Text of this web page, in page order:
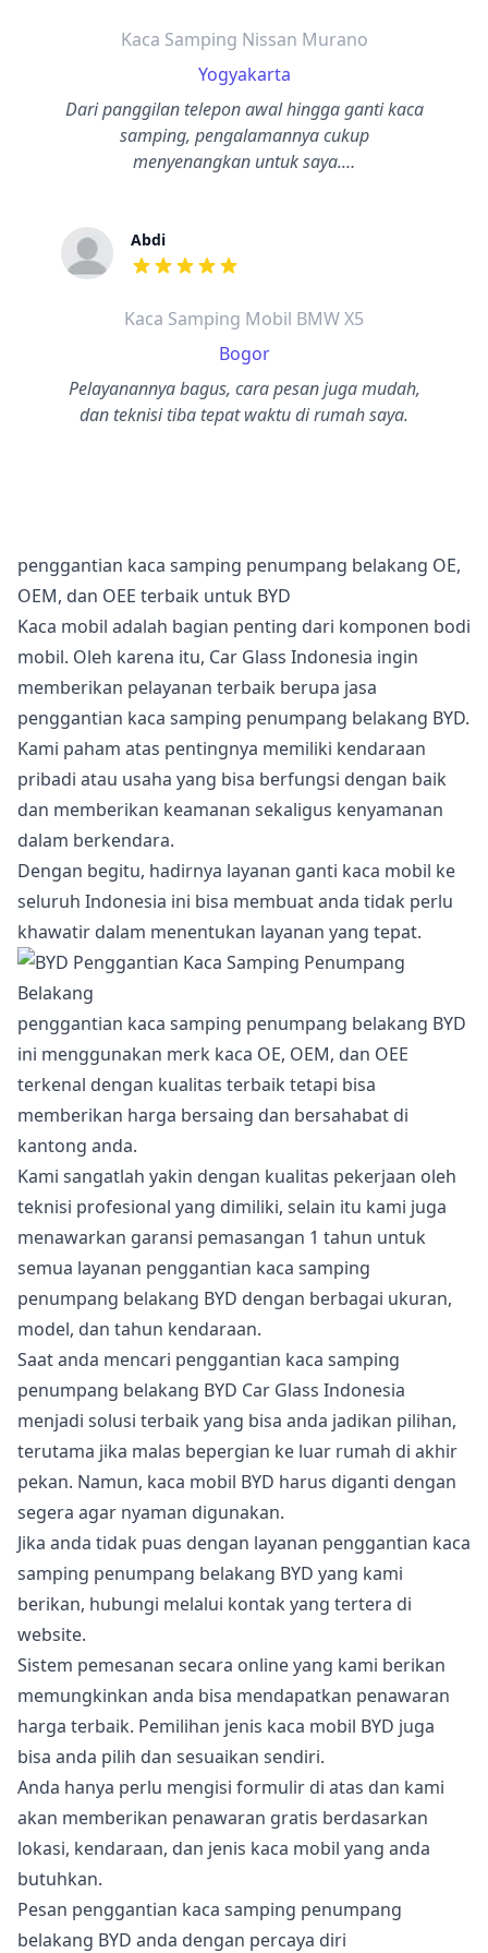
Kaca Samping Nissan Murano
Yogyakarta
Dari panggilan telepon awal hingga ganti kaca
samping, pengalamannya cukup
menyenangkan untuk saya.…
Abdi
dari ulasan adalah bintang lima
Kaca Samping Mobil BMW X5
Bogor
Pelayanannya bagus, cara pesan juga mudah,
dan teknisi tiba tepat waktu di rumah saya.
penggantian kaca samping penumpang belakang OE,
OEM, dan OEE terbaik untuk BYD
Kaca mobil adalah bagian penting dari komponen bodi
mobil. Oleh karena itu, Car Glass Indonesia ingin
memberikan pelayanan terbaik berupa jasa
penggantian kaca samping penumpang belakang BYD.
Kami paham atas pentingnya memiliki kendaraan
pribadi atau usaha yang bisa berfungsi dengan baik
dan memberikan keamanan sekaligus kenyamanan
dalam berkendara.
Dengan begitu, hadirnya layanan ganti kaca mobil ke
seluruh Indonesia ini bisa membuat anda tidak perlu
khawatir dalam menentukan layanan yang tepat.
penggantian kaca samping penumpang belakang BYD
ini menggunakan merk kaca OE, OEM, dan OEE
terkenal dengan kualitas terbaik tetapi bisa
memberikan harga bersaing dan bersahabat di
kantong anda.
Kami sangatlah yakin dengan kualitas pekerjaan oleh
teknisi profesional yang dimiliki, selain itu kami juga
menawarkan garansi pemasangan 1 tahun untuk
semua layanan penggantian kaca samping
penumpang belakang BYD dengan berbagai ukuran,
model, dan tahun kendaraan.
Saat anda mencari penggantian kaca samping
penumpang belakang BYD Car Glass Indonesia
menjadi solusi terbaik yang bisa anda jadikan pilihan,
terutama jika malas bepergian ke luar rumah di akhir
pekan. Namun, kaca mobil BYD harus diganti dengan
segera agar nyaman digunakan.
Jika anda tidak puas dengan layanan penggantian kaca
samping penumpang belakang BYD yang kami
berikan, hubungi melalui kontak yang tertera di
website.
Sistem pemesanan secara online yang kami berikan
memungkinkan anda bisa mendapatkan penawaran
harga terbaik. Pemilihan jenis kaca mobil BYD juga
bisa anda pilih dan sesuaikan sendiri.
Anda hanya perlu mengisi formulir di atas dan kami
akan memberikan penawaran gratis berdasarkan
lokasi, kendaraan, dan jenis kaca mobil yang anda
butuhkan.
Pesan penggantian kaca samping penumpang
belakang BYD anda dengan percaya diri